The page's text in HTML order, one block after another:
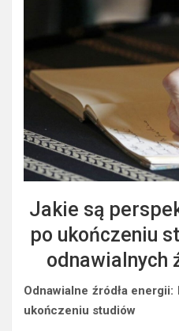
Jakie są
po ukończeniu
odnawialnych
Odnawialne źródła
ukończeniu studiów